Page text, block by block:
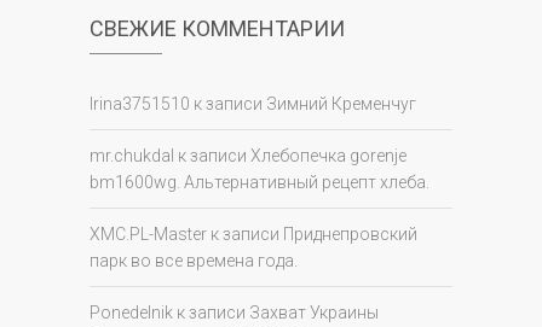
СВЕЖИЕ КОММЕНТАРИИ
Irina3751510 к записи Зимний Кременчуг
mr.chukdal к записи Хлебопечка gorenje
bm1600wg. Альтернативный рецепт хлеба.
XMC.PL-Master к записи Приднепровский
парк во все времена года.
Ponedelnik к записи Захват Украины